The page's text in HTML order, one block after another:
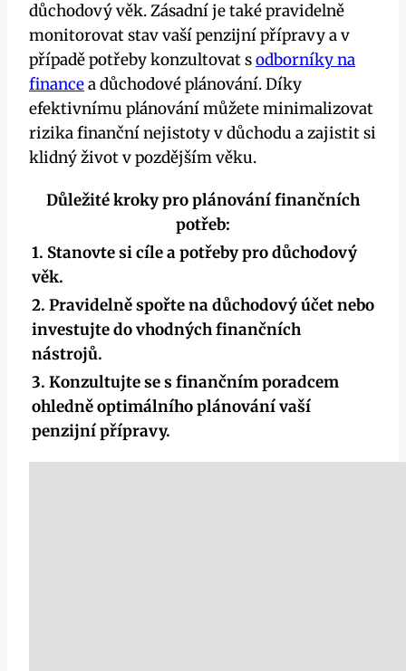
důchodový věk. Zásadní je také pravidelně
monitorovat stav vaší penzijní přípravy a v
případě potřeby konzultovat sodborníky na
financea důchodové plánování. Díky
efektivnímu plánování můžete minimalizovat
rizika finanční nejistoty v důchodu a zajistit si
klidný život v pozdějším věku.
Důležité kroky pro plánování finančních
potřeb:
1. Stanovte si cíle a potřeby pro důchodový
věk.
2. Pravidelně spořte na důchodový účet nebo
investujte do vhodných finančních
nástrojů.
3. Konzultujte se s finančním poradcem
ohledně optimálního plánování vaší
penzijní přípravy.